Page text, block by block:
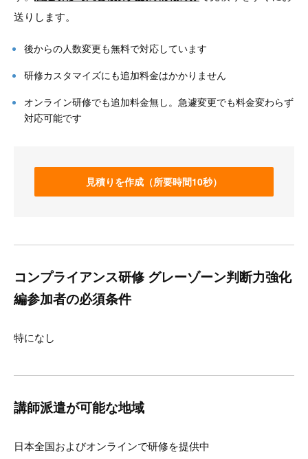
送りします。
後からの人数変更も無料で対応しています
研修カスタマイズにも追加料金はかかりません
オンライン研修でも追加料金無し。急遽変更でも料金変わらず
対応可能です
見積りを作成（所要時間10秒）
コンプライアンス研修 グレーゾーン判断力強化
編参加者の必須条件
特になし
講師派遣が可能な地域
日本全国およびオンラインで研修を提供中